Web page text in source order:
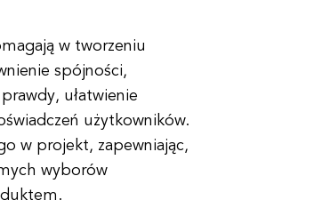
w tworzeniu
spójności,
ułatwienie
użytkowników.
w projekt, zapewniając,
wyborów